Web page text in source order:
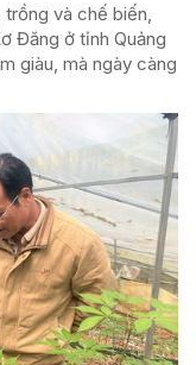
và chế biến,
Đăng ở tỉnh Quảng
giàu, mà ngày càng